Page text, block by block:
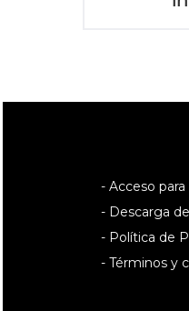
- Acceso
- Descarga
- Política de
- Términos y